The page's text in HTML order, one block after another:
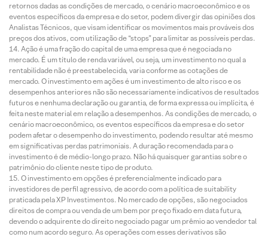
retornos dadas as condições de mercado, o cenário macroeconômico e os
eventos específicos da empresa e do setor, podem divergir das opiniões dos
Analistas Técnicos, que visam identificar os movimentos mais prováveis dos
preços dos ativos, com utilização de “stops” para limitar as possíveis perdas.
Ação é uma fração do capital de uma empresa que é negociada no
mercado. É um título de renda variável, ou seja, um investimento no qual a
rentabilidade não é preestabelecida, varia conforme as cotações de
mercado. O investimento em ações é um investimento de alto risco e os
desempenhos anteriores não são necessariamente indicativos de resultados
futuros e nenhuma declaração ou garantia, de forma expressa ou implícita, é
feita neste material em relação a desempenhos. As condições de mercado, o
cenário macroeconômico, os eventos específicos da empresa e do setor
podem afetar o desempenho do investimento, podendo resultar até mesmo
em significativas perdas patrimoniais. A duração recomendada para o
investimento é de médio-longo prazo. Não há quaisquer garantias sobre o
patrimônio do cliente neste tipo de produto.
O investimento em opções é preferencialmente indicado para
investidores de perfil agressivo, de acordo com a política de suitability
praticada pela XP Investimentos. No mercado de opções, são negociados
direitos de compra ou venda de um bem por preço fixado em data futura,
devendo o adquirente do direito negociado pagar um prêmio ao vendedor tal
como num acordo seguro. As operações com esses derivativos são